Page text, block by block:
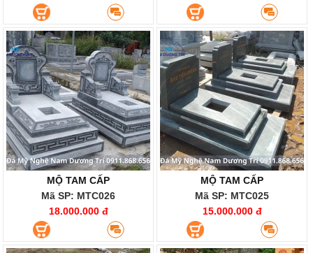
MỘ TAM CẤP
Mã SP: MTC026
18.000.000 đ
MỘ TAM CẤP
Mã SP: MTC025
15.000.000 đ